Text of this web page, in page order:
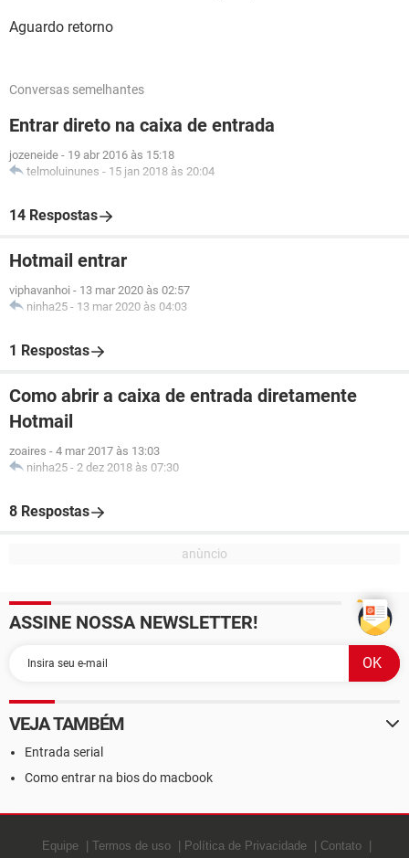
Aguardo retorno
Conversas semelhantes
Entrar direto na caixa de entrada
jozeneide - 19 abr 2016 às 15:18
telmoluinunes - 15 jan 2018 às 20:04
14 Respostas
Hotmail entrar
viphavanhoi - 13 mar 2020 às 02:57
ninha25 - 13 mar 2020 às 04:03
1 Respostas
Como abrir a caixa de entrada diretamente
Hotmail
zoaires - 4 mar 2017 às 13:03
ninha25 - 2 dez 2018 às 07:30
8 Respostas
ASSINE NOSSA NEWSLETTER!
VEJA TAMBÉM
Entrada serial
Como entrar na bios do macbook
Equipe Termos de uso Política de Privacidade Contato